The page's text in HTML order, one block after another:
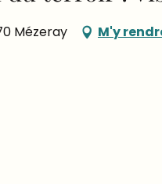
Mézeray M'y